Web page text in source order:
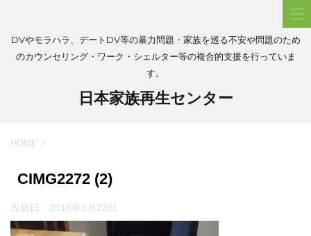
DVやモラハラ、デートDV等の暴力問題・家族を巡る不安や問題のため
のカウンセリング・ワーク・シェルター等の複合的支援を行っていま
す。
日本家族再生センター
HOME >
CIMG2272 (2)
投稿日： 2018年9月23日